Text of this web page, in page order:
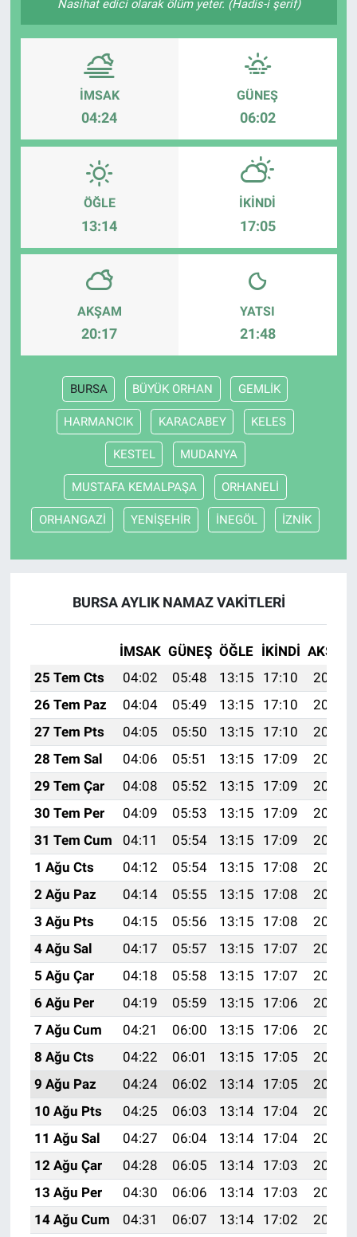
Nasihat edici olarak ölüm yeter. (Hadis-i şerif)
İMSAK
04:24
GÜNEŞ
06:02
ÖĞLE
13:14
İKINDI
17:05
AKŞAM
20:17
YATSI
21:48
BURSA BÜYÜK ORHAN GEMLİK
HARMANCIK KARACABEY KELES
KESTEL MUDANYA
MUSTAFA KEMALPAŞA ORHANELİ
ORHANGAZİ YENİŞEHİR İNEGÖL İZNİK
BURSA AYLIK NAMAZ VAKITLERI
İMSAK GÜNEŞ ÖĞLE İKINDI AKŞAM
25 Tem Cts
04:02 05:48 13:15 17:10
20:33
26 Tem Paz
04:04 05:49 13:15 17:10
20:32
27 Tem Pts
04:05 05:50 13:15 17:10
20:31
28 Tem Sal
04:06 05:51 13:15 17:09
20:30
29 Tem Çar
04:08 05:52 13:15 17:09
20:29
30 Tem Per
04:09 05:53 13:15 17:09
20:28
31 Tem Cum
04:11 05:54 13:15 17:09
20:27
1 Ağu Cts
04:12 05:54 13:15 17:08
20:26
2 Ağu Paz
04:14 05:55 13:15 17:08
20:25
3 Ağu Pts
04:15 05:56 13:15 17:08
20:24
4 Ağu Sal
04:17 05:57 13:15 17:07
20:23
5 Ağu Çar
04:18 05:58 13:15 17:07
20:22
6 Ağu Per
04:19 05:59 13:15 17:06
20:20
7 Ağu Cum
04:21 06:00 13:15 17:06
20:19
8 Ağu Cts
04:22 06:01 13:15 17:05
20:18
9 Ağu Paz
04:24 06:02 13:14 17:05
20:17
10 Ağu Pts
04:25 06:03 13:14 17:04
20:16
11 Ağu Sal
04:27 06:04 13:14 17:04
20:14
12 Ağu Çar
04:28 06:05 13:14 17:03
20:13
13 Ağu Per
04:30 06:06 13:14 17:03
20:12
14 Ağu Cum
04:31 06:07 13:14 17:02
20:10